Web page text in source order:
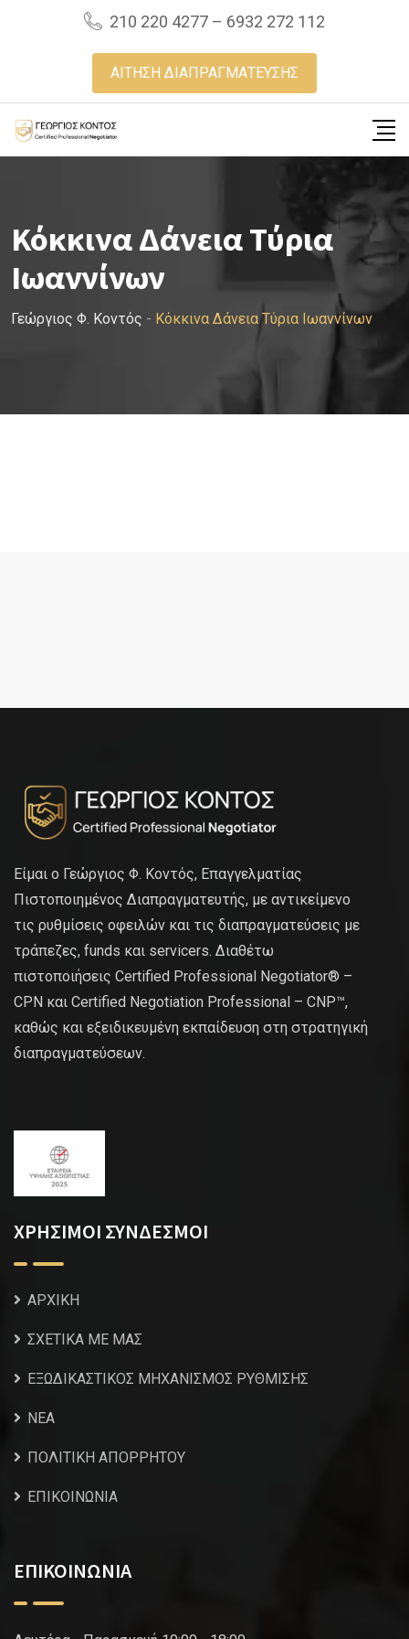
210 220 4277 – 6932 272 112
ΑΙΤΗΣΗ ΔΙΑΠΡΑΓΜΑΤΕΥΣΗΣ
Κόκκινα Δάνεια Τύρια
Ιωαννίνων
Γεώργιος Φ. Κοντός - Κόκκινα Δάνεια Τύρια Ιωαννίνων
Είμαι ο Γεώργιος Φ. Κοντός, Επαγγελματίας
Πιστοποιημένος Διαπραγματευτής, με αντικείμενο
τις ρυθμίσεις οφειλών και τις διαπραγματεύσεις με
τράπεζες, funds και servicers. Διαθέτω
πιστοποιήσεις Certified Professional Negotiator® –
CPN και Certified Negotiation Professional – CNP™,
καθώς και εξειδικευμένη εκπαίδευση στη στρατηγική
διαπραγματεύσεων.
ΧΡΗΣΙΜΟΙ ΣΥΝΔΕΣΜΟΙ
ΑΡΧΙΚΗ
ΣΧΕΤΙΚΑ ΜΕ ΜΑΣ
ΕΞΩΔΙΚΑΣΤΙΚΟΣ ΜΗΧΑΝΙΣΜΟΣ ΡΥΘΜΙΣΗΣ
NEA
ΠΟΛΙΤΙΚΗ ΑΠΟΡΡΗΤΟΥ
ΕΠΙΚΟΙΝΩΝΙΑ
ΕΠΙΚΟΙΝΩΝΙΑ